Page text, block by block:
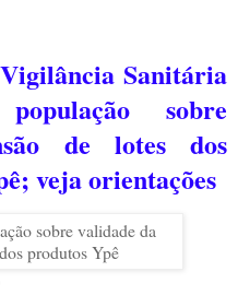
Sanitária
sobre
de lotes dos
veja orientações